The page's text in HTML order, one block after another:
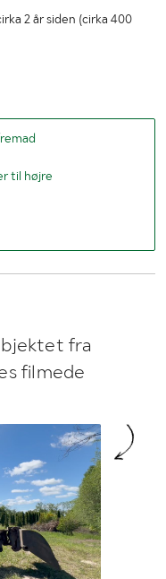
2 år siden (cirka 400
til højre
fra
filmede